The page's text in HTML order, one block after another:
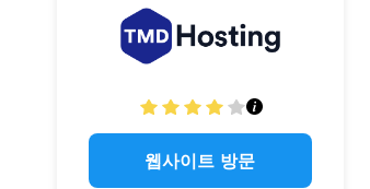
웹사이트 방문